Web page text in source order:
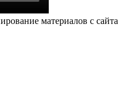
материалов с сайта